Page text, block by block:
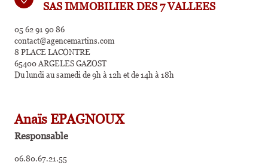
SAS IMMOBILIER DES 7 VALLEES
05 62 91 90 86
contact@agencemartins.com
8 PLACE LACONTRE
65400 ARGELES GAZOST
Du lundi au samedi de 9h à 12h et de 14h à 18h
Anaïs EPAGNOUX
Responsable
06.80.67.21.55